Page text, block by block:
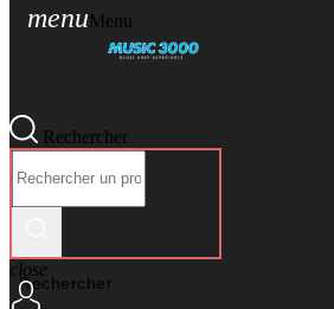
menuMenu
Rechercher
Rechercher
close